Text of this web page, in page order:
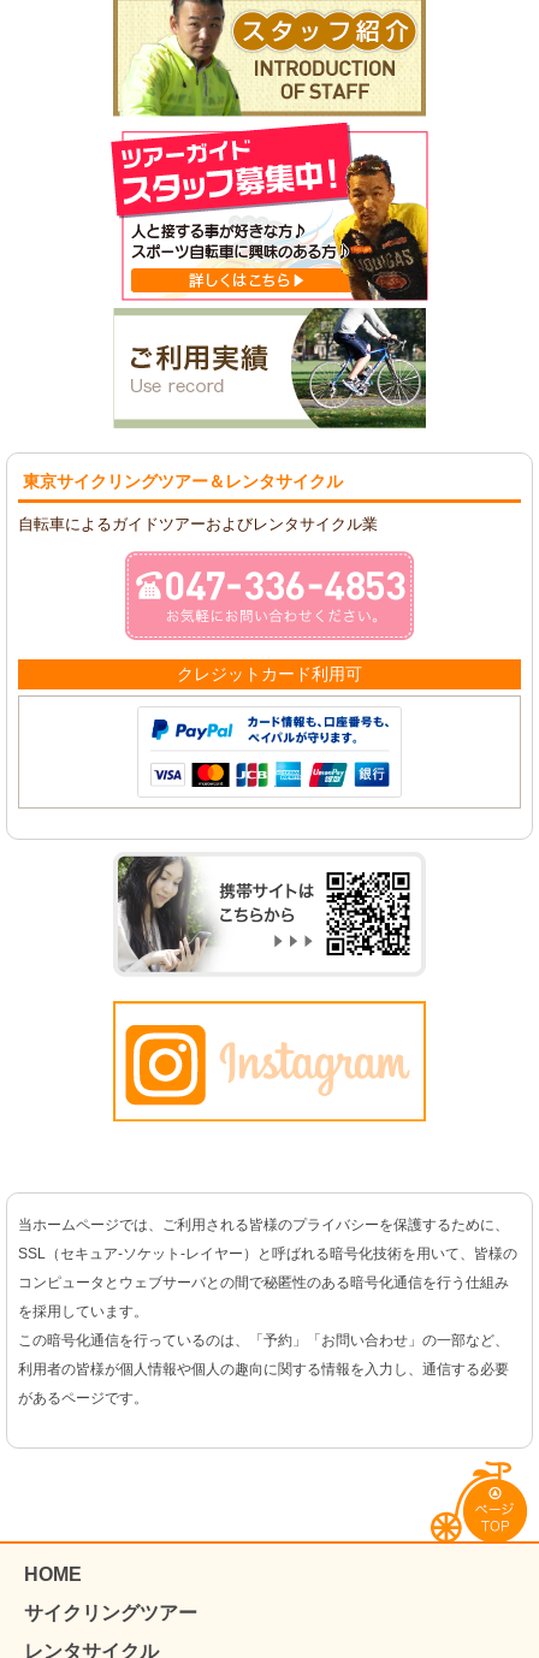
東京サイクリングツアー＆レンタサイクル
自転車によるガイドツアーおよびレンタサイクル業
クレジットカード利用可
当ホームページでは、ご利用される皆様のプライバシーを保護するために、
SSL（セキュア-ソケット-レイヤー）と呼ばれる暗号化技術を用いて、皆様の
コンピュータとウェブサーバとの間で秘匿性のある暗号化通信を行う仕組み
を採用しています。
この暗号化通信を行っているのは、「予約」「お問い合わせ」の一部など、
利用者の皆様が個人情報や個人の趣向に関する情報を入力し、通信する必要
があるページです。
HOME
サイクリングツアー
レンタサイクル